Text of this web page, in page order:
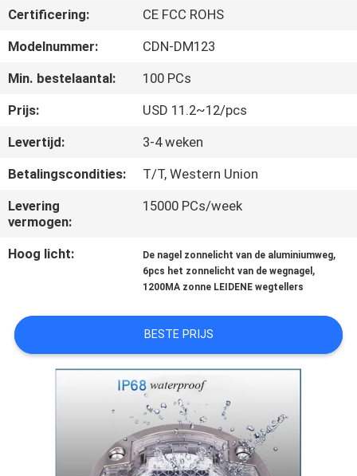
KWALITEITSCONTROLE
NEEM
CONTACT
MET
ONS
OP
NIEUWS
EEN
OFFERTE
AANVRAGEN
ONLINE
Certificering:
CE FCC ROHS
Modelnummer:
CDN-DM123
Min. bestelaantal:
100 PCs
Prijs:
USD 11.2~12/pcs
Levertijd:
3-4 weken
Betalingscondities:
T/T, Western Union
Levering
vermogen:
15000 PCs/week
Hoog licht: De nagel zonnelicht van de aluminiumweg,
6pcs het zonnelicht van de wegnagel ,
1200MA zonne LEIDENE wegtellers
BESTE PRIJS